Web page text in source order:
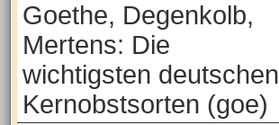
Goethe, Degenkolb,
Mertens: Die
wichtigsten deutschen
Kernobstsorten (goe)